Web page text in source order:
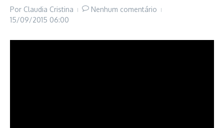
Por Claudia Cristina
Nenhum comentário
15/09/2015 06:00